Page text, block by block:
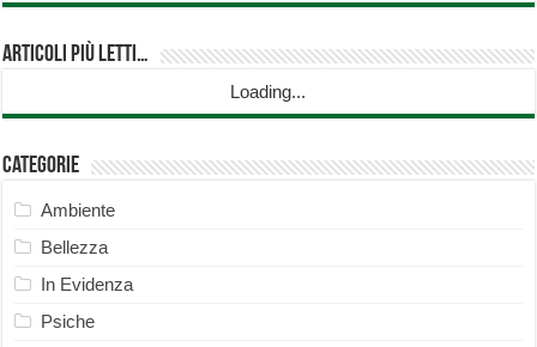
Articoli più Letti…
Loading...
Categorie
Ambiente
Bellezza
In Evidenza
Psiche